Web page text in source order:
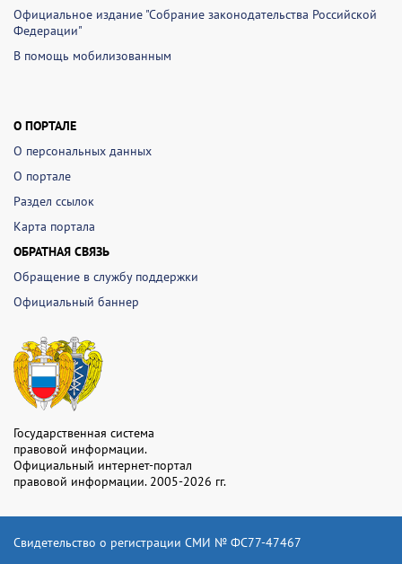
Официальное издание "Собрание законодательства Российской
Федерации"
В помощь мобилизованным
О ПОРТАЛЕ
О персональных данных
О портале
Раздел ссылок
Карта портала
ОБРАТНАЯ СВЯЗЬ
Обращение в службу поддержки
Официальный баннер
Государственная система
правовой информации.
Официальный интернет-портал
правовой информации. 2005-2026 гг.
Свидетельство о регистрации СМИ № ФС77-47467